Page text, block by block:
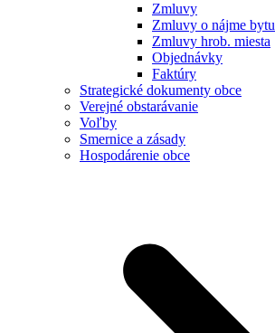
Zmluvy
Zmluvy o nájme bytu
Zmluvy hrob. miesta
Objednávky
Faktúry
Strategické dokumenty obce
Verejné obstarávanie
Voľby
Smernice a zásady
Hospodárenie obce